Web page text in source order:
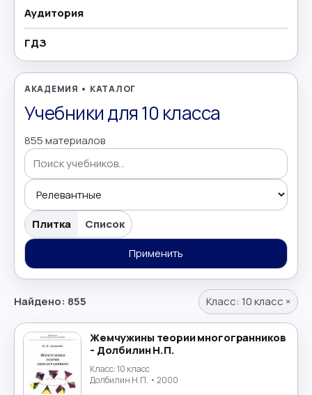
География
Геометрия
Греческий язык
Дополнительно
Естествознание →
Иностранные языки
→
Испанский язык →
История
История России
Аудитория
ГДЗ
АКАДЕМИЯ • КАТАЛОГ
Учебники для 10 класса
855 материалов
Поиск учебников
Плитка
Список
Применить
Найдено: 855 Класс: 10 класс ×
Жемчужины теории многогранников
- Долбилин Н.П.
Класс:10 класс
Долбилин Н.П. • 2000